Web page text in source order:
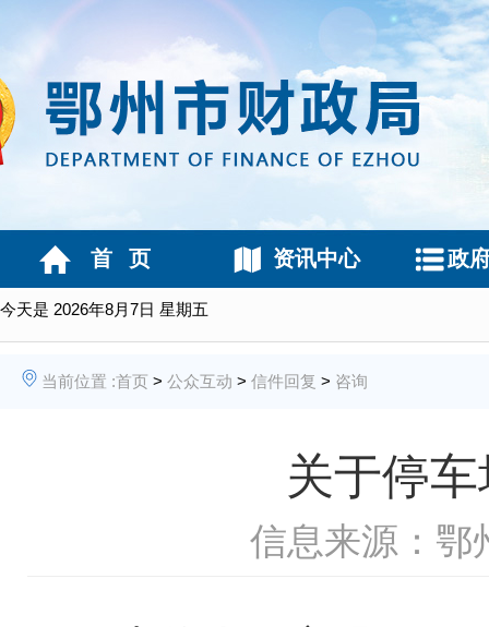
今天是 2026年8月7日 星期五
首 页 资讯中心 政
当前位置 :首页 > 公众互动 > 信件回复 > 咨询
关于停
信息来源：鄂